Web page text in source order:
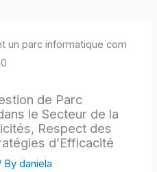
de Parc
le Secteur de la
Respect des
d’Efficacité
Bydaniela